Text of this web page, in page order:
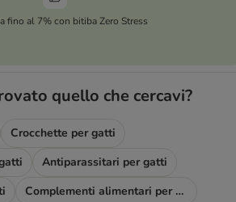
fino al 7% con bitiba Zero Stress
quello che cercavi?
Crocchette per gatti
Antiparassitari per gatti
Complementi alimentari per gatti